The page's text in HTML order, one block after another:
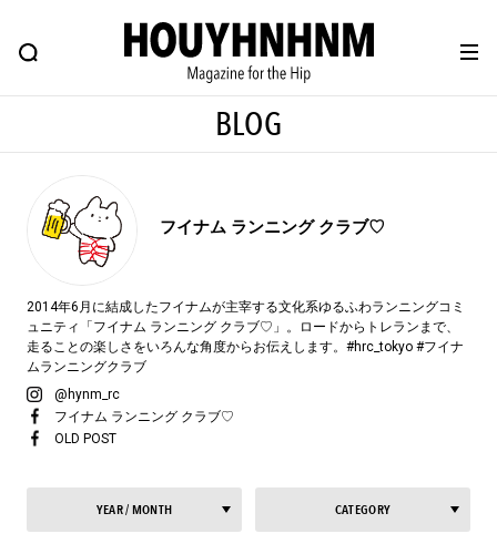
BLOG SNAP
ヒップなファッション、カルチャー、ライフスタイルWEBマガジン
#注目のタグ
#SHOPPING ADDICT
#ESSENTIAL DESIGNS
#NEW VINTAGE #マイナーグッド図鑑
#路地裏てぃーん。 #MONTHLY JOURNAL
#GH 銘品の所以
#Commune H #FOCUS IT
#SPORTS #HANDSOME HANDBOOK
BLOG
フイナム ランニング クラブ♡
2014年6月に結成したフイナムが主宰する文化系ゆるふわランニングコミ
ュニティ「フイナム ランニング クラブ♡」。ロードからトレランまで、
走ることの楽しさをいろんな角度からお伝えします。#hrc_tokyo #フイナ
ムランニングクラブ
@hynm_rc
フイナム ランニング クラブ♡
OLD POST
YEAR / MONTH CATEGORY